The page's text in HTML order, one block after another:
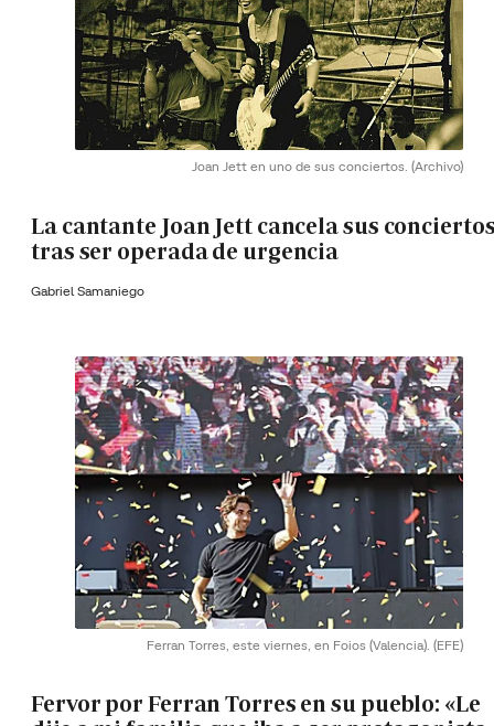
Joan Jett en uno de sus conciertos. (Archivo)
La cantante Joan Jett cancela sus
tras ser operada de urgencia
Gabriel Samaniego
Ferran Torres, este viernes, en Foios (Valencia). (EFE)
Fervor por Ferran Torres en su pueblo: «Le